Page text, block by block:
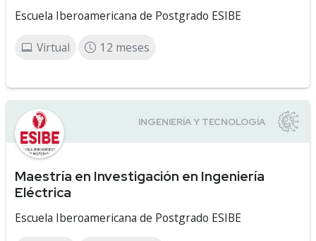
Escuela Iberoamericana de Postgrado ESIBE
Virtual 12 meses
Maestría en Investigación en Ingeniería
Eléctrica
Escuela Iberoamericana de Postgrado ESIBE